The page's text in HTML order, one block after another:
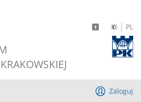
PL
Zaloguj